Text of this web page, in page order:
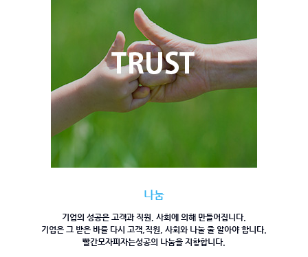
나눔
기업의 성공은 고객과 직원, 사회에 의해 만들어집니다.
기업은 그 받은 바를 다시 고객, 직원, 사회와 나눌 줄 알아야 합니다.
빨간모자피자는성공의 나눔을 지향합니다.